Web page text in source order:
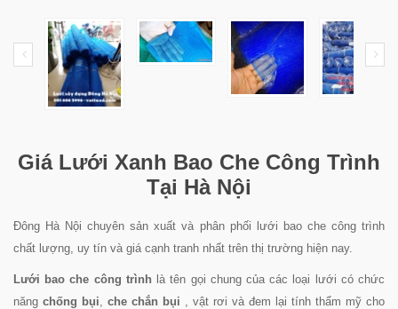
Giá Lưới Xanh Bao Che Công Trình
Tại Hà Nội
Đông Hà Nội chuyên sản xuất và phân phối lưới bao che công trình
chất lượng, uy tín và giá cạnh tranh nhất trên thị trường hiện nay.
Lưới bao che công trình là tên gọi chung của các loại lưới có chức
năng chống bụi, che chắn bụi , vật rơi và đem lại tính thẩm mỹ cho